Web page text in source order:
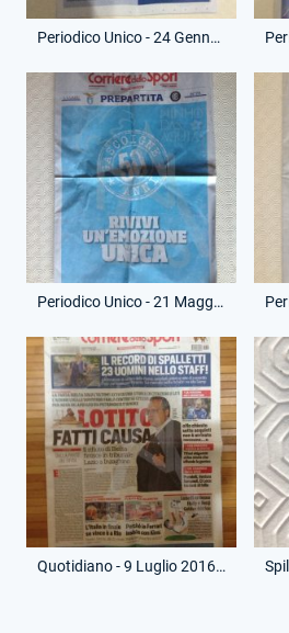
Periodico Unico - 24 Gennaio 2017 - Supplemento Corriere dello Sport - 70 Anni Chinaglia
Periodico Unico - 21 Maggio 2017 - Corriere dello Sport Prepartita - Lazio-Inter
Quotidiano - 9 Luglio 2016 - Corriere dello Sport - Mancato Arrivo Marcelo Bielsa